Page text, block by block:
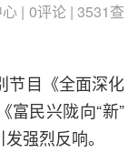
| 0评论 | 3531查
节目《全面深化
富民兴陇向“新”
强烈反响。